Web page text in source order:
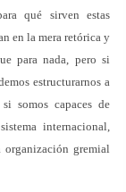
qué sirven estas
en la mera retórica y
para nada, pero si
estructurarnos a
somos capaces de
internacional,
organización gremial